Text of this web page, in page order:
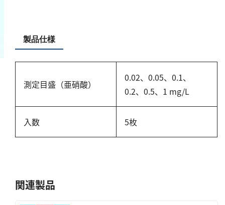
製品仕様
測定目盛（亜硝酸）
0.02、0.05、0.1、
0.2、0.5、1 mg/L
入数 5枚
関連製品
BOD
COD
TOC
硬度
カルシウム
塩素